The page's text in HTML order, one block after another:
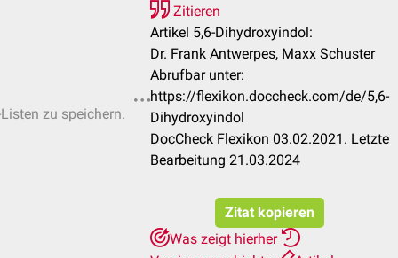
zu speichern.
Zitieren
Artikel 5,6-Dihydroxyindol:
Dr. Frank Antwerpes, Maxx Schuster
Abrufbar unter:
https://flexikon.doccheck.com/de/5,6-
Dihydroxyindol
DocCheck Flexikon 03.02.2021. Letzte
Bearbeitung 21.03.2024
Zitat kopieren
Was zeigt hierher